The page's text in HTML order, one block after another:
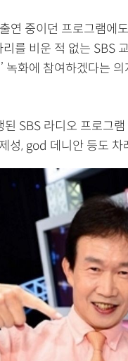
연 중이던 프로그램에
를 비운 적 없는 SBS
녹화에 참여하겠다는
SBS 라디오 프로그
성, god 데니안 등도